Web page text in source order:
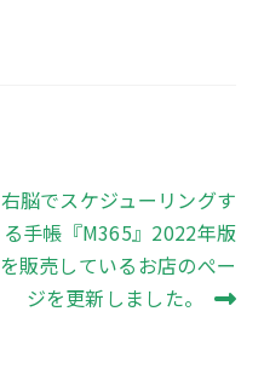
次
の
投
右脳でスケジューリングす
る手帳『M365』2022年版
を販売しているお店のぺー
ジを更新しました。